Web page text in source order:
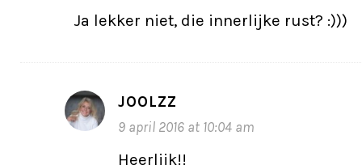
Ja lekker niet, die innerlijke rust? :)))
JOOLZZ
9 april 2016 at 10:04 am
Heerlijk!!